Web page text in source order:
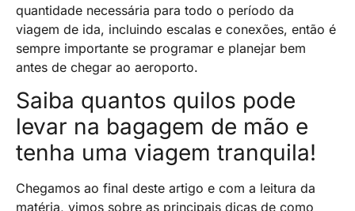
quantidade necessária para todo o período da
viagem de ida, incluindo escalas e conexões, então é
sempre importante se programar e planejar bem
antes de chegar ao aeroporto.
Saiba quantos quilos pode
levar na bagagem de mão e
tenha uma viagem tranquila!
Chegamos ao final deste artigo e com a leitura da
matéria, vimos sobre as principais dicas de como